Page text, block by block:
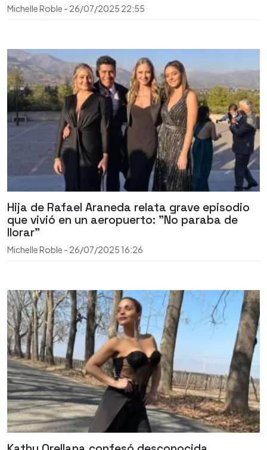
Michelle Roble - 26/07/2025 22:55
Hija de Rafael Araneda relata grave episodio
que vivió en un aeropuerto: "No paraba de
llorar"
Michelle Roble - 26/07/2025 16:26